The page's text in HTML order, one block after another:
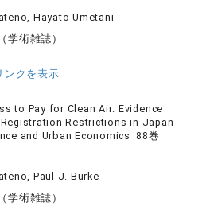
Hayato Umetani
学術雑誌）
ンクを表示
to Pay for Clean Air: Evidence
Restrictions in Japan
and Urban Economics 88巻
Paul J. Burke
学術雑誌）